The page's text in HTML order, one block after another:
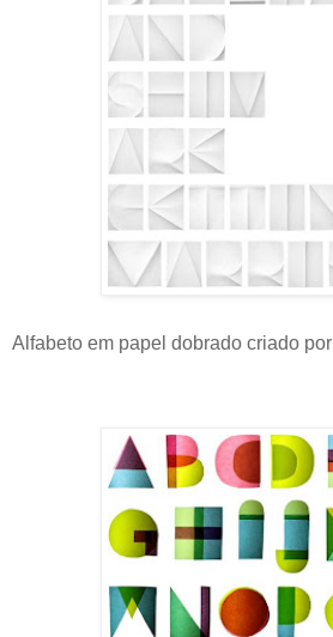
Alfabeto em papel dobrado criado por